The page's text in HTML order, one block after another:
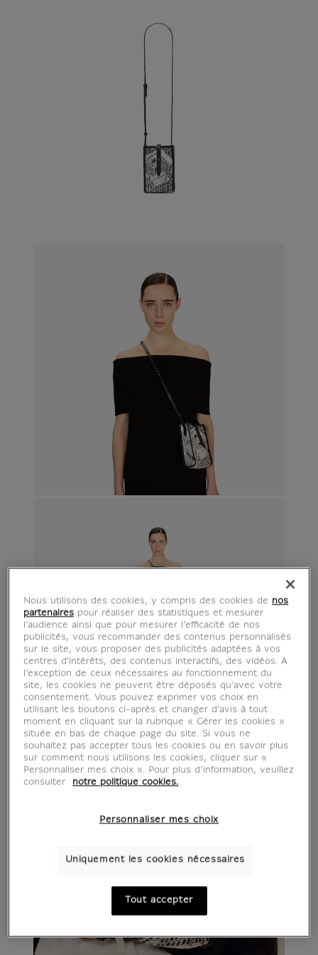
Nous utilisons des cookies, y compris des cookies de nos
partenaires pour réaliser des statistiques et mesurer
l’audience ainsi que pour mesurer l’efficacité de nos
publicités, vous recommander des contenus personnalisés
sur le site, vous proposer des publicités adaptées à vos
centres d'intérêts, des contenus interactifs, des vidéos. A
l’exception de ceux nécessaires au fonctionnement du
site, les cookies ne peuvent être déposés qu’avec votre
consentement. Vous pouvez exprimer vos choix en
utilisant les boutons ci-après et changer d’avis à tout
moment en cliquant sur la rubrique « Gérer les cookies »
située en bas de chaque page du site. Si vous ne
souhaitez pas accepter tous les cookies ou en savoir plus
sur comment nous utilisons les cookies, cliquer sur «
Personnaliser mes choix ». Pour plus d’information, veuillez
consulter
notre politique cookies.
Personnaliser mes choix
Uniquement les cookies nécessaires
Tout accepter